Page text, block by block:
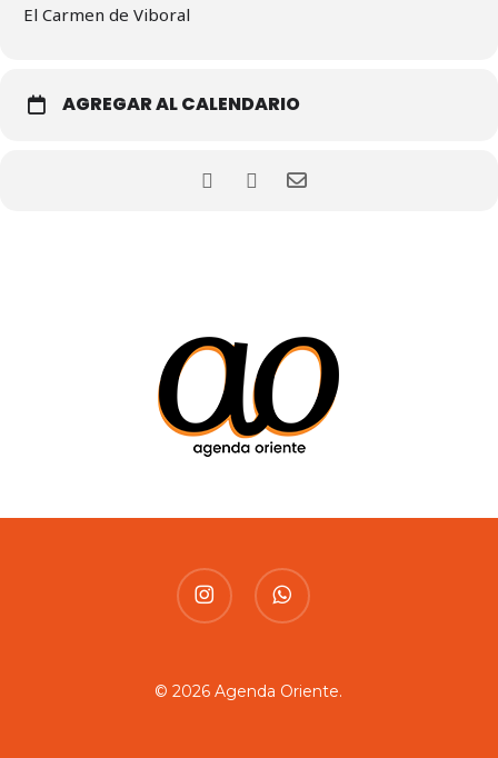
El Carmen de Viboral
AGREGAR AL CALENDARIO
instagram whatsapp
© 2026 Agenda Oriente.